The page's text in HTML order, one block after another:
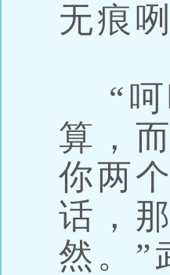
无痕
“呵
算，
你两
话，
然。”